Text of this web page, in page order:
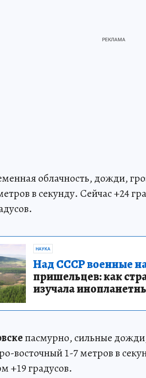
облачность, дожди,
в секунду. Сейчас +24
НАУКА
Над СССР военные
пришельцев: как
изучала
пасмурно, сильные
восточный 1-7 метров в
+19 градусов.